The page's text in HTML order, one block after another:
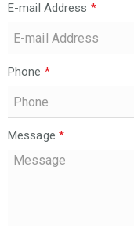
E-mail Address *
Phone *
Message *